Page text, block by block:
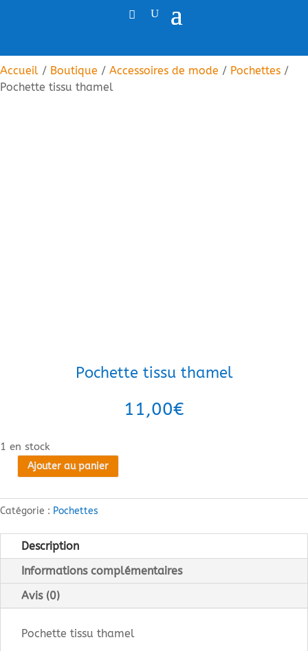
Accueil / Boutique / Accessoires de mode / Pochettes /
Pochette tissu thamel
Pochette tissu thamel
11,00€
1 en stock
quantité
Pochette
thamel
Ajouter au panier
Catégorie : Pochettes
Description
Informations complémentaires
Avis (0)
Pochette tissu thamel